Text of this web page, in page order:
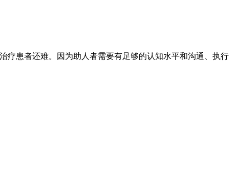
疗患者还难。因为助人者需要有足够的认知水平和沟通、执行